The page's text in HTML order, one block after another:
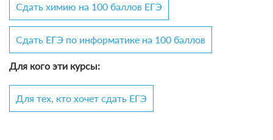
Сдать химию на 100 баллов ЕГЭ
Сдать ЕГЭ по информатике на 100 баллов
Для кого эти курсы:
Для тех, кто хочет сдать ЕГЭ